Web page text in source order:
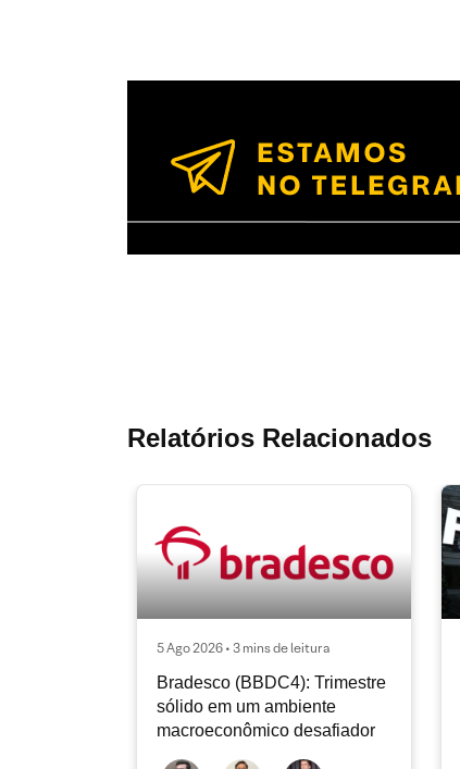
Relatórios Relacionados
5 Ago 2026 • 3 mins de leitura
Bradesco (BBDC4): Trimestre
sólido em um ambiente
macroeconômico desafiador